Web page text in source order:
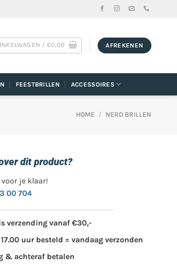
/ €0,00 AFREKENEN
FEESTBRILLEN ACCESSOIRES
HOME / NERD BRILLEN
dit product?
je klaar!
00 704
verzending vanaf €30,-
uur besteld = vandaag verzonden
& achteraf betalen